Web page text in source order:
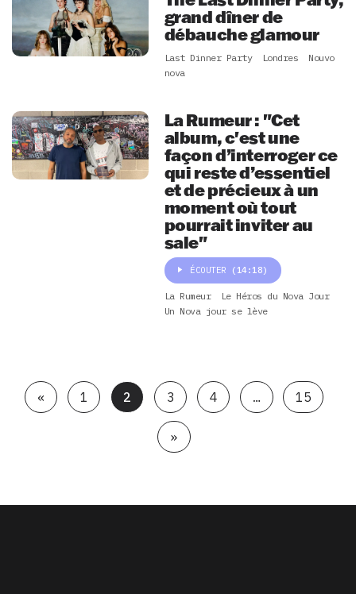
grand dîner de
débauche glamour
Last Dinner Party Londres
Nouvo
nova
La Rumeur : "Cet
album, c'est une
façon d’interroger ce
qui reste d’essentiel
et de précieux à un
moment où tout
pourrait inviter au
sale"
ÉCOUTER (14:18)
La Rumeur
Le Héros du Nova Jour
Un Nova jour se lève
« 1 2 3 4 … 15
»